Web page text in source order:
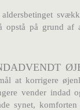
opstå på grund af
at korrigere
vender indad
synet, komforten